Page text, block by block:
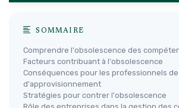
SOMMAIRE
Comprendre l'obsolescence des
Facteurs contribuant à l'obsolescence
Conséquences pour les professionnels de
d'approvisionnement
Stratégies pour contrer l'obsolescence